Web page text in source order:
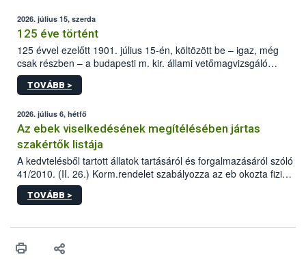
2026. július 15, szerda
125 éve történt
125 évvel ezelőtt 1901. július 15-én, költözött be – igaz, még
csak részben – a budapesti m. kir. állami vetőmagvizsgáló
állomás a Kis Rókus utca 15. szám alatti, Czigler Győző által
tervezett új épületébe.
TOVÁBB >
2026. július 6, hétfő
Az ebek viselkedésének megítélésében jártas
szakértők listája
A kedvtelésből tartott állatok tartásáról és forgalmazásáról szóló
41/2010. (II. 26.) Korm.rendelet szabályozza az eb okozta fizikai
sérülés, illetve ennek veszélye keletkezésekor felmerülő
hatósági feladatokat, valamint a veszélyes eb tartását és annak
vonni az ebek viselkedésének megítélésében jártas szakértőt.
TOVÁBB >